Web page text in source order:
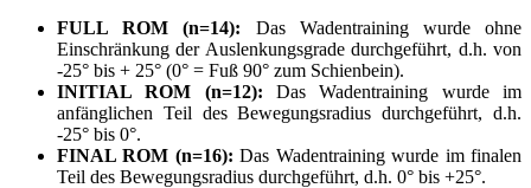
FULL ROM (n=14): Das Wadentraining wurde ohne
Einschränkung der Auslenkungsgrade durchgeführt, d.h. von
-25° bis + 25° (0° = Fuß 90° zum Schienbein).
INITIAL ROM (n=12): Das Wadentraining wurde im
anfänglichen Teil des Bewegungsradius durchgeführt, d.h.
-25° bis 0°.
FINAL ROM (n=16):Das Wadentraining wurde im finalen
Teil des Bewegungsradius durchgeführt, d.h. 0° bis +25°.